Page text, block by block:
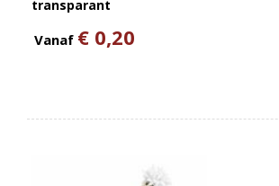
transparant
Vanaf € 0,20